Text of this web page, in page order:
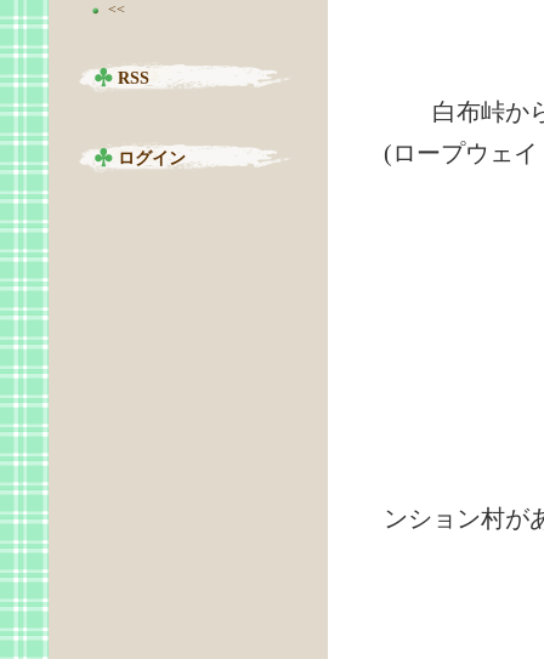
<<
RSS
ログイン
白布峠から
(ロープウェ
ンション村が